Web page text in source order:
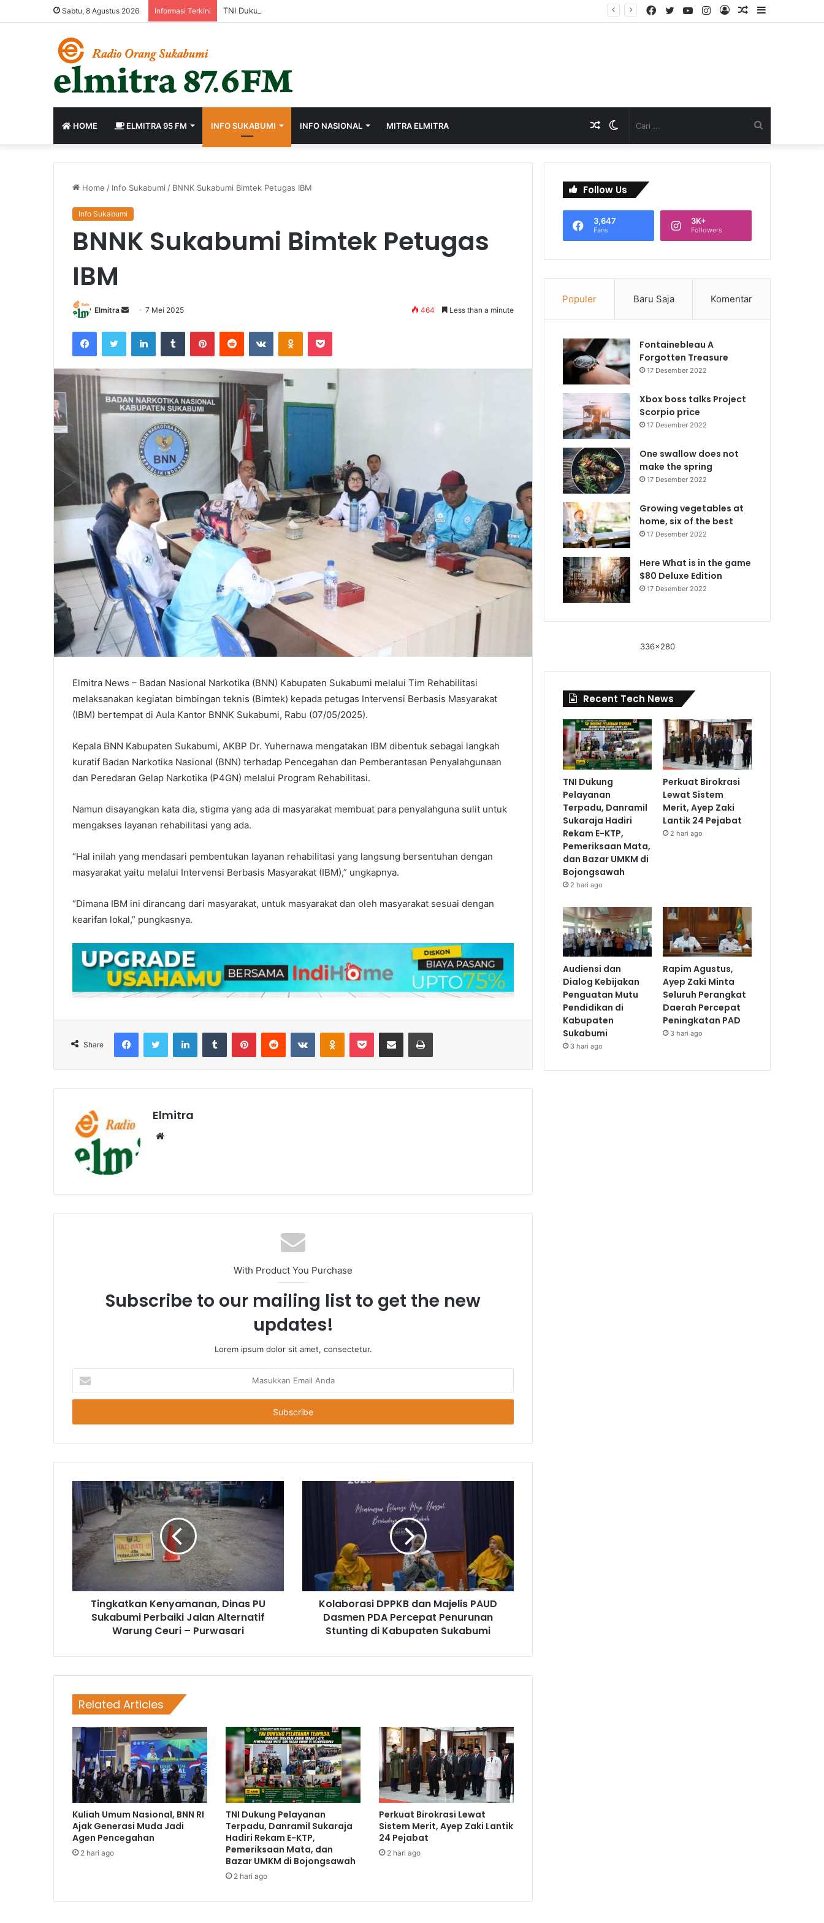
Sabtu, 8 Agustus 2026 Informasi Terkini Sidebar
Artikel
Log
Instagram
YouTube
Twitter
Facebook
HOME ELMITRA 95 FM INFO SUKABUMI INFO NASIONAL MITRA ELMITRA
...
Switch
skin
Artikel
Acak
Home / Info Sukabumi / BNNK Sukabumi Bimtek Petugas IBM
Info Sukabumi
BNNK Sukabumi Bimtek Petugas
IBM
Elmitra
Send
email
7 Mei 2025 464 Less than a minute
FacebookTwitter LinkedInTumblr PinterestReddit VKontakteOdnoklassniki
Pocket
Elmitra News – Badan Nasional Narkotika (BNN) Kabupaten Sukabumi melalui Tim Rehabilitasi
melaksanakan kegiatan bimbingan teknis (Bimtek) kepada petugas Intervensi Berbasis Masyarakat
(IBM) bertempat di Aula Kantor BNNK Sukabumi, Rabu (07/05/2025).
Kepala BNN Kabupaten Sukabumi, AKBP Dr. Yuhernawa mengatakan IBM dibentuk sebagai langkah
kuratif Badan Narkotika Nasional (BNN) terhadap Pencegahan dan Pemberantasan Penyalahgunaan
dan Peredaran Gelap Narkotika (P4GN) melalui Program Rehabilitasi.
Namun disayangkan kata dia, stigma yang ada di masyarakat membuat para penyalahguna sulit untuk
mengakses layanan rehabilitasi yang ada.
“Hal inilah yang mendasari pembentukan layanan rehabilitasi yang langsung bersentuhan dengan
masyarakat yaitu melalui Intervensi Berbasis Masyarakat (IBM),” ungkapnya.
“Dimana IBM ini dirancang dari masyarakat, untuk masyarakat dan oleh masyarakat sesuai dengan
kearifan lokal,” pungkasnya.
Share
FacebookTwitter LinkedInTumblr PinterestReddit VKontakteOdnoklassniki
Pocket Share via Email Print
Elmitra
Website
With Product You Purchase
Subscribe to our mailing list to get the new
updates!
Lorem ipsum dolor sit amet, consectetur.
Email
Anda
Tingkatkan Kenyamanan, Dinas PU
Sukabumi Perbaiki Jalan Alternatif
Warung Ceuri – Purwasari
Kolaborasi DPPKB dan Majelis PAUD
Dasmen PDA Percepat Penurunan
Stunting di Kabupaten Sukabumi
Related Articles
Kuliah Umum Nasional, BNN RI
Ajak Generasi Muda Jadi
Agen Pencegahan
2 hari ago
TNI Dukung Pelayanan
Terpadu, Danramil Sukaraja
Hadiri Rekam E-KTP,
Pemeriksaan Mata, dan
Bazar UMKM di Bojongsawah
2 hari ago
Perkuat Birokrasi Lewat
Sistem Merit, Ayep Zaki Lantik
24 Pejabat
2 hari ago
Follow Us
3,647
Fans
3K+
Followers
Populer Baru Saja Komentar
Fontainebleau A
Forgotten Treasure
17 Desember 2022
Xbox boss talks Project
Scorpio price
17 Desember 2022
One swallow does not
make the spring
17 Desember 2022
Growing vegetables at
home, six of the best
17 Desember 2022
Here What is in the game
$80 Deluxe Edition
17 Desember 2022
336x280
Recent Tech News
TNI Dukung
Pelayanan
Terpadu, Danramil
Sukaraja Hadiri
Rekam E-KTP,
Pemeriksaan Mata,
dan Bazar UMKM di
Bojongsawah
2 hari ago
Perkuat Birokrasi
Lewat Sistem
Merit, Ayep Zaki
Lantik 24 Pejabat
2 hari ago
Audiensi dan
Dialog Kebijakan
Penguatan Mutu
Pendidikan di
Kabupaten
Sukabumi
3 hari ago
Rapim Agustus,
Ayep Zaki Minta
Seluruh Perangkat
Daerah Percepat
Peningkatan PAD
3 hari ago